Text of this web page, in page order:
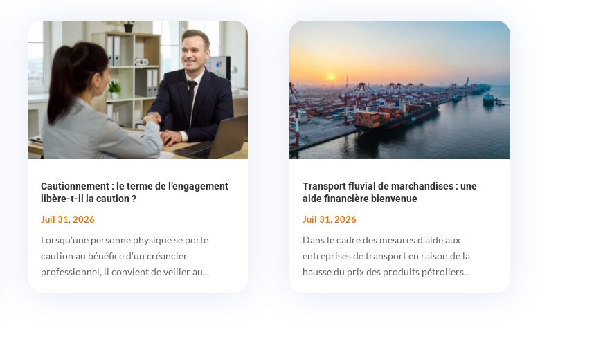
Cautionnement : le terme de l’engagement
libère-t-il la caution ?
Juil 31, 2026
Lorsqu’une personne physique se porte
caution au bénéfice d’un créancier
professionnel, il convient de veiller au...
Transport fluvial de marchandises : une
aide financière bienvenue
Juil 31, 2026
Dans le cadre des mesures d'aide aux
entreprises de transport en raison de la
hausse du prix des produits pétroliers...